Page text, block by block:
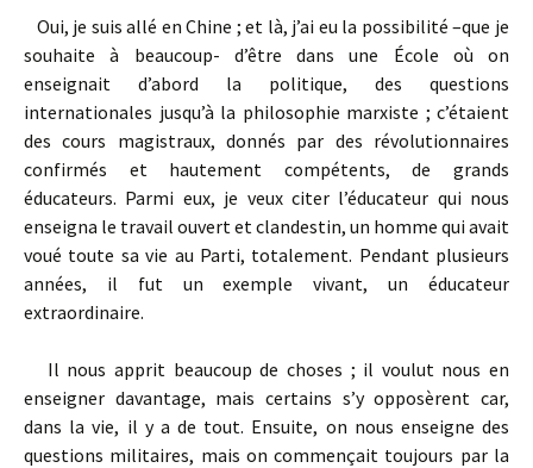
Oui, je suis allé en Chine ; et là, j’ai eu la possibilité –que je
souhaite à beaucoup- d’être dans une École où on
enseignait d’abord la politique, des questions
internationales jusqu’à la philosophie marxiste ; c’étaient
des cours magistraux, donnés par des révolutionnaires
confirmés et hautement compétents, de grands
éducateurs. Parmi eux, je veux citer l’éducateur qui nous
enseigna le travail ouvert et clandestin, un homme qui avait
voué toute sa vie au Parti, totalement. Pendant plusieurs
années, il fut un exemple vivant, un éducateur
extraordinaire.
Il nous apprit beaucoup de choses ; il voulut nous en
enseigner davantage, mais certains s’y opposèrent car,
dans la vie, il y a de tout. Ensuite, on nous enseigne des
questions militaires, mais on commençait toujours par la